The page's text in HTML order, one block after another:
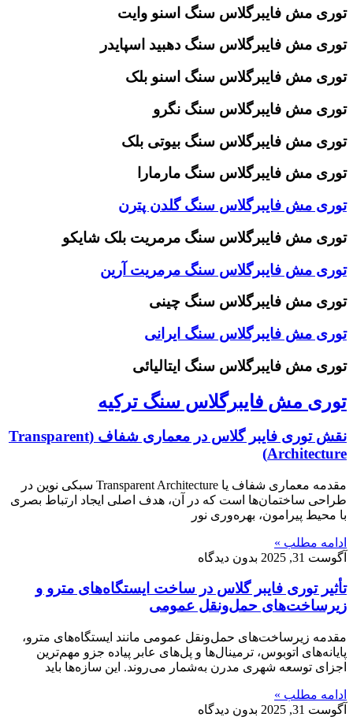
توری مش فایبرگلاس سنگ اسنو وایت
توری مش فایبرگلاس سنگ دهبید اسپایدر
توری مش فایبرگلاس سنگ اسنو بلک
توری مش فایبرگلاس سنگ نگرو
توری مش فایبرگلاس سنگ بیوتی بلک
توری مش فایبرگلاس سنگ مارمارا
توری مش فایبرگلاس سنگ گلدن پترن
توری مش فایبرگلاس سنگ مرمریت بلک شایکو
توری مش فایبرگلاس سنگ مرمریت آرین
توری مش فایبرگلاس سنگ چینی
توری مش فایبرگلاس سنگ ایرانی
توری مش فایبرگلاس سنگ ایتالیائی
توری مش فایبرگلاس سنگ ترکیه
نقش توری فایبر گلاس در معماری شفاف (Transparent
Architecture)
مقدمه معماری شفاف یا Transparent Architecture سبکی نوین در
طراحی ساختمان‌ها است که در آن، هدف اصلی ایجاد ارتباط بصری
با محیط پیرامون، بهره‌وری نور
ادامه مطلب »
آگوست 31, 2025
بدون دیدگاه
تأثیر توری فایبر گلاس در ساخت ایستگاه‌های مترو و
زیرساخت‌های حمل‌ونقل عمومی
مقدمه زیرساخت‌های حمل‌ونقل عمومی مانند ایستگاه‌های مترو،
پایانه‌های اتوبوس، ترمینال‌ها و پل‌های عابر پیاده جزو مهم‌ترین
اجزای توسعه شهری مدرن به‌شمار می‌روند. این سازه‌ها باید
ادامه مطلب »
آگوست 31, 2025
بدون دیدگاه